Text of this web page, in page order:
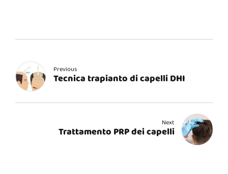
Previous
Tecnica trapianto di capelli DHI
Next
Trattamento PRP dei capelli